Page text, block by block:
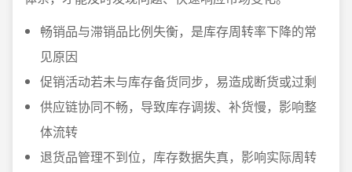
畅销品与滞销品比例失衡，是库存周转率下降的常
见原因
促销活动若未与库存备货同步，易造成断货或过剩
供应链协同不畅，导致库存调拨、补货慢，影响整
体流转
退货品管理不到位，库存数据失真，影响实际周转